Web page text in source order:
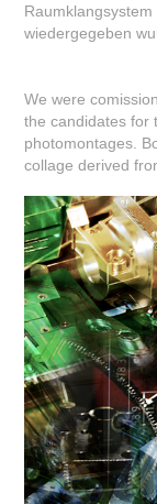
wiedergegeben
We were
the candidates for
photomontages.
collage derived